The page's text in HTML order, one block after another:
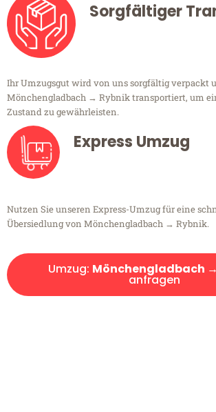
Sorgfältiger
Ihr Umzugsgut wird von uns sorgfältig verpackt
Mönchengladbach → Rybnik transportiert, um
Zustand zu gewährleisten.
Express Umzug
Nutzen Sie unseren Express-Umzug für eine
Übersiedlung von Mönchengladbach → Rybnik.
Umzug: Mönchengladbach
anfragen